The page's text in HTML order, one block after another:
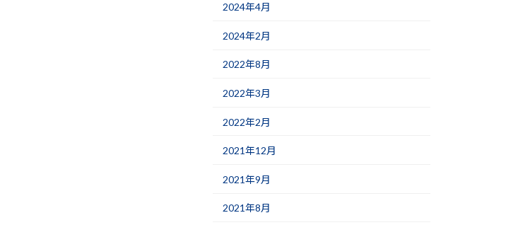
2024年4月
2024年2月
2022年8月
2022年3月
2022年2月
2021年12月
2021年9月
2021年8月